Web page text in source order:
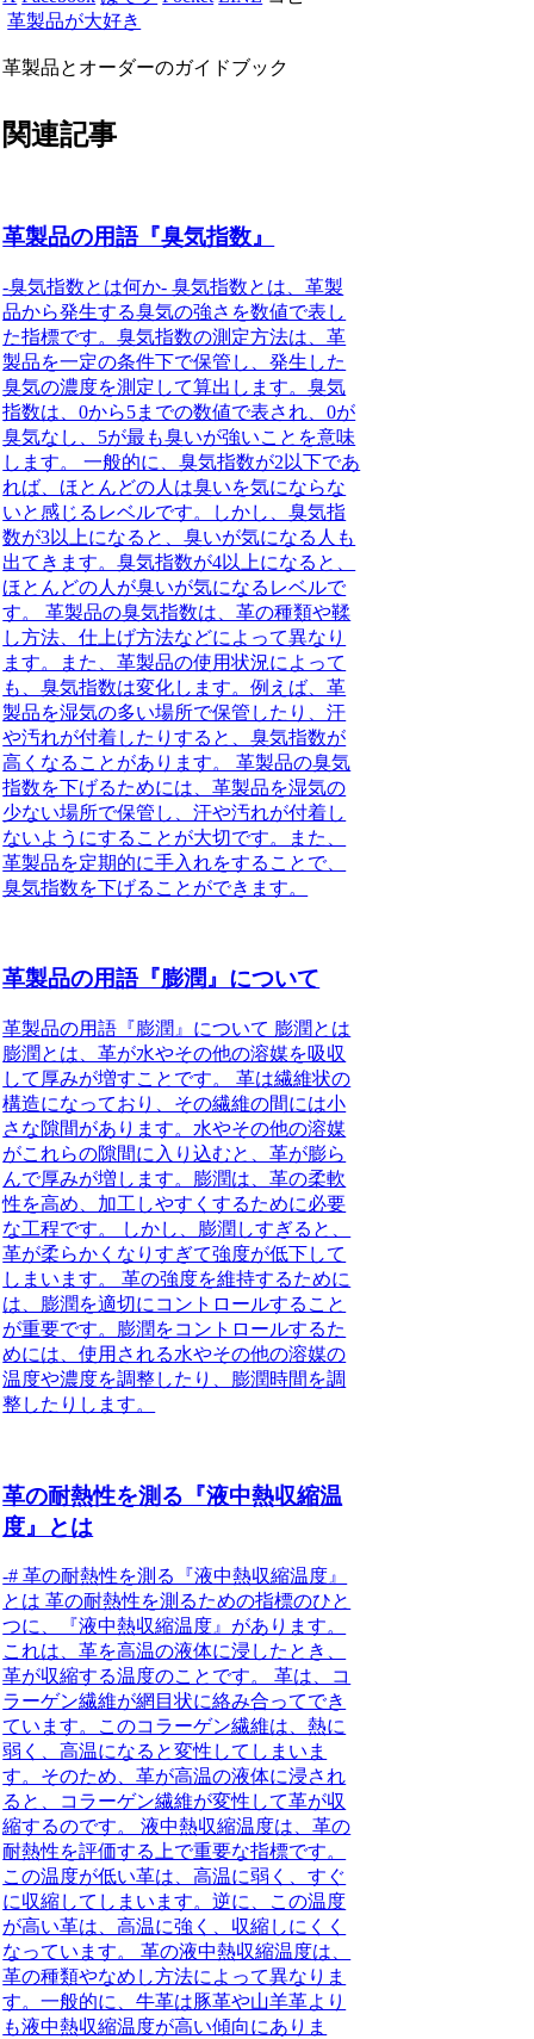
革製品が大好き
革製品とオーダーのガイドブック
関連記事
革製品の用語『臭気指数』
-臭気指数とは何か- 臭気指数とは、革製
品から発生する臭気の強さを数値で表し
た指標です。臭気指数の測定方法は、革
製品を一定の条件下で保管し、発生した
臭気の濃度を測定して算出します。臭気
指数は、0から5までの数値で表され、0が
臭気なし、5が最も臭いが強いことを意味
します。 一般的に、臭気指数が2以下であ
れば、ほとんどの人は臭いを気にならな
いと感じるレベルです。しかし、臭気指
数が3以上になると、臭いが気になる人も
出てきます。臭気指数が4以上になると、
ほとんどの人が臭いが気になるレベルで
す。 革製品の臭気指数は、革の種類や鞣
し方法、仕上げ方法などによって異なり
ます。また、革製品の使用状況によって
も、臭気指数は変化します。例えば、革
製品を湿気の多い場所で保管したり、汗
や汚れが付着したりすると、臭気指数が
高くなることがあります。 革製品の臭気
指数を下げるためには、革製品を湿気の
少ない場所で保管し、汗や汚れが付着し
ないようにすることが大切です。また、
革製品を定期的に手入れをすることで、
臭気指数を下げることができます。
革製品の用語『膨潤』について
革製品の用語『膨潤』について 膨潤とは
膨潤とは、革が水やその他の溶媒を吸収
して厚みが増すことです。 革は繊維状の
構造になっており、その繊維の間には小
さな隙間があります。水やその他の溶媒
がこれらの隙間に入り込むと、革が膨ら
んで厚みが増します。膨潤は、革の柔軟
性を高め、加工しやすくするために必要
な工程です。 しかし、膨潤しすぎると、
革が柔らかくなりすぎて強度が低下して
しまいます。 革の強度を維持するために
は、膨潤を適切にコントロールすること
が重要です。膨潤をコントロールするた
めには、使用される水やその他の溶媒の
温度や濃度を調整したり、膨潤時間を調
整したりします。
革の耐熱性を測る『液中熱収縮温
度』とは
-# 革の耐熱性を測る『液中熱収縮温度』
とは 革の耐熱性を測るための指標のひと
つに、『液中熱収縮温度』があります。
これは、革を高温の液体に浸したとき、
革が収縮する温度のことです。 革は、コ
ラーゲン繊維が網目状に絡み合ってでき
ています。このコラーゲン繊維は、熱に
弱く、高温になると変性してしまいま
す。そのため、革が高温の液体に浸され
ると、コラーゲン繊維が変性して革が収
縮するのです。 液中熱収縮温度は、革の
耐熱性を評価する上で重要な指標です。
この温度が低い革は、高温に弱く、すぐ
に収縮してしまいます。逆に、この温度
が高い革は、高温に強く、収縮しにくく
なっています。 革の液中熱収縮温度は、
革の種類やなめし方法によって異なりま
す。一般的に、牛革は豚革や山羊革より
も液中熱収縮温度が高い傾向にありま